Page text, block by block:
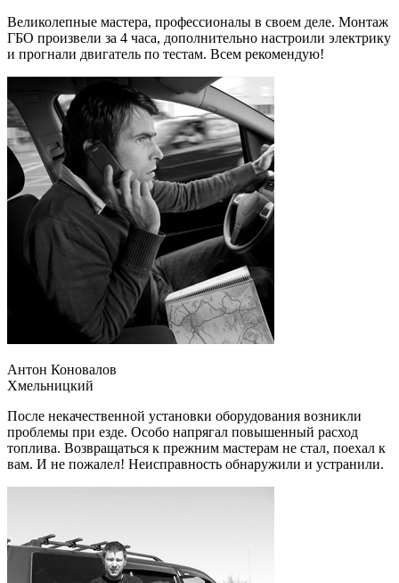
Великолепные мастера, профессионалы в своем деле. Монтаж
ГБО произвели за 4 часа, дополнительно настроили электрику
и прогнали двигатель по тестам. Всем рекомендую!
Антон Коновалов
Хмельницкий
После некачественной установки оборудования возникли
проблемы при езде. Особо напрягал повышенный расход
топлива. Возвращаться к прежним мастерам не стал, поехал к
вам. И не пожалел! Неисправность обнаружили и устранили.